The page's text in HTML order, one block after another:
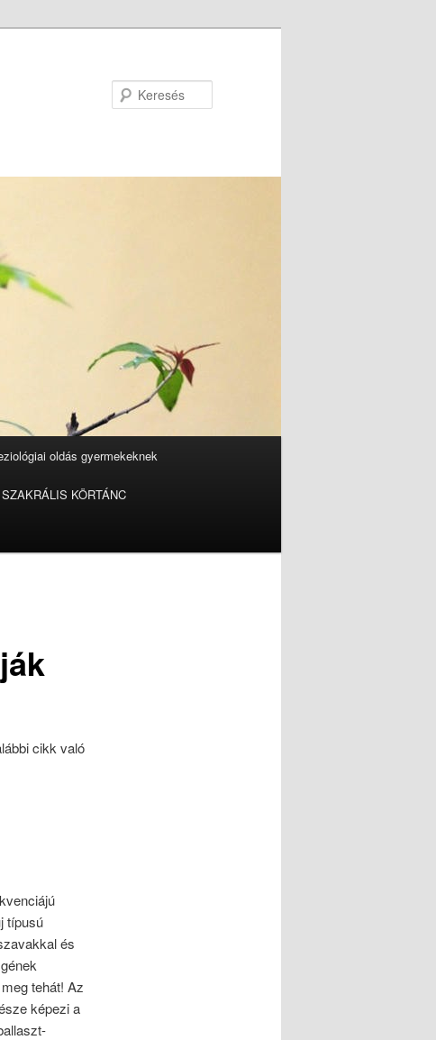
oldás gyermekeknek
SZAKRÁLIS KÖRTÁNC
cikk való
típusú
és
tehát! Az
képezi a